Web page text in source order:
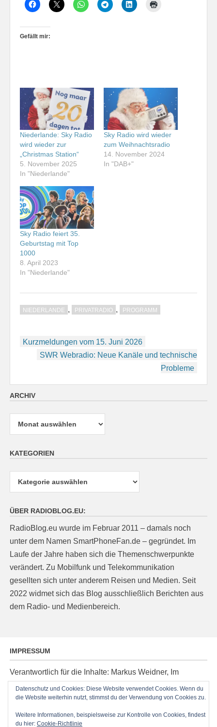
Gefällt mir:
Niederlande: Sky Radio
wird wieder zur
„Christmas Station“
5. November 2025
In "Niederlande"
Sky Radio wird wieder
zum Weihnachtsradio
14. November 2024
In "DAB+"
Sky Radio feiert 35.
Geburtstag mit Top
1000
8. April 2023
In "Niederlande"
NIEDERLANDE , PRIVATRADIO , PROGRAMM
Beitragsnavigation
Kurzmeldungen vom 15. Juni 2026
SWR Webradio: Neue Kanäle und technische
Probleme
ARCHIV
Archiv
KATEGORIEN
ÜBER RADIOBLOG.EU:
RadioBlog.eu wurde im Februar 2011 – damals noch
unter dem Namen SmartPhoneFan.de – gegründet. Im
Laufe der Jahre haben sich die Themenschwerpunkte
verändert. Zu Mobilfunk und Telekommunikation
gesellten sich unter anderem Reisen und Medien. Seit
2022 widmet sich das Blog ausschließlich Berichten aus
dem Radio- und Medienbereich.
IMPRESSUM
Verantwortlich für die Inhalte: Markus Weidner, Im
Ziegelacker 20, D-63599 Biebergemünd, E-Mail:
post@radioblog.eu
Technik und Administration: Thomas Michel
Datenschutz und Cookies: Diese Website verwendet Cookies. Wenn du
die Website weiterhin nutzt, stimmst du der Verwendung von Cookies zu.
Weitere Informationen, beispielsweise zur Kontrolle von Cookies, findest
du hier: Cookie-Richtlinie